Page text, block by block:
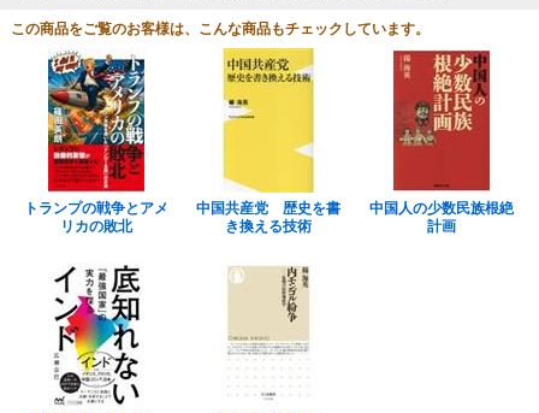
この商品をご覧のお客様は、こんな商品もチェックしています。
トランプの戦争とアメ
リカの敗北
中国共産党 歴史を書
き換える技術
中国人の少数民族根絶
計画